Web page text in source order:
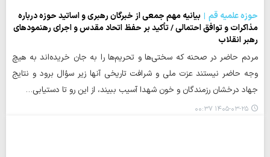
حوزه علمیه قم
بیانیه مهم جمعی از خبرگان رهبری و اساتید حوزه درباره
مذاکرات و توافق احتمالی / تأکید بر حفظ اتحاد مقدس و اجرای رهنمودهای
رهبر انقلاب
مردم حاضر در صحنه که سختی‌ها و تحریم‌ها را به جان خریده‌اند به هیچ
وجه حاضر نیستند عزت ملی و شرافت تاریخی آنها زیر سؤال برود و نتایج
جهاد درخشان رزمندگان و خون شهدا آسیب ببیند، از این رو تا دستیابی…
۱۴۰۵-۰۳-۲۵ ۰۰:۳۷